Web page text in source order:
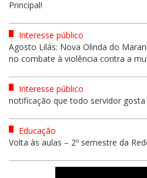
Principal!
Interesse público
Agosto Lilás: Nova Olinda do
no combate à violência contra a
Interesse público
notificação que todo servidor gosta
Educação
Volta às aulas – 2º semestre da